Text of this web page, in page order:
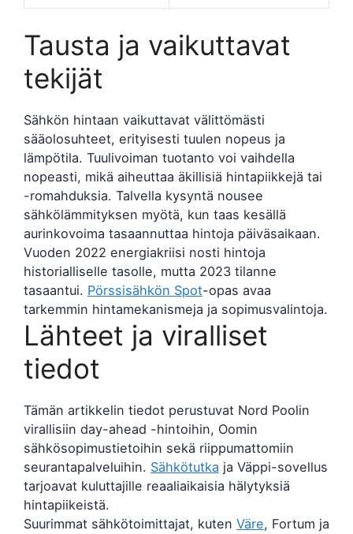
Tausta ja vaikuttavat
tekijät
Sähkön hintaan vaikuttavat välittömästi
sääolosuhteet, erityisesti tuulen nopeus ja
lämpötila. Tuulivoiman tuotanto voi vaihdella
nopeasti, mikä aiheuttaa äkillisiä hintapiikkejä tai
-romahduksia. Talvella kysyntä nousee
sähkölämmityksen myötä, kun taas kesällä
aurinkovoima tasaannuttaa hintoja päiväsaikaan.
Vuoden 2022 energiakriisi nosti hintoja
historialliselle tasolle, mutta 2023 tilanne
tasaantui. Pörssisähkön Spot-opas avaa
tarkemmin hintamekanismeja ja sopimusvalintoja.
Lähteet ja viralliset
tiedot
Tämän artikkelin tiedot perustuvat Nord Poolin
virallisiin day-ahead -hintoihin, Oomin
sähkösopimustietoihin sekä riippumattomiin
seurantapalveluihin. Sähkötutka ja Väppi-sovellus
tarjoavat kuluttajille reaaliaikaisia hälytyksiä
hintapiikeistä.
Suurimmat sähkötoimittajat, kuten Väre, Fortum ja